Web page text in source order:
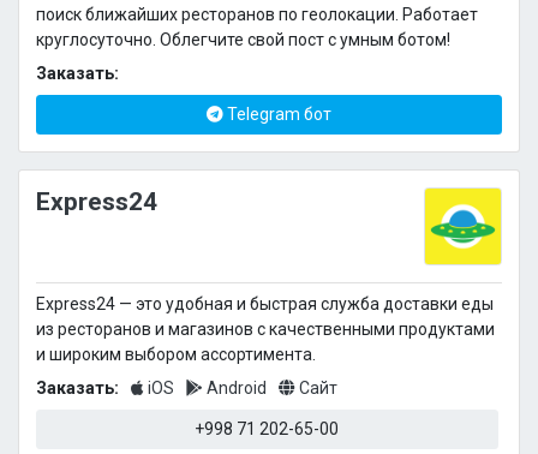
поиск ближайших ресторанов по геолокации. Работает
круглосуточно. Облегчите свой пост с умным ботом!
Заказать:
Telegram бот
Express24
Express24 — это удобная и быстрая служба доставки еды
из ресторанов и магазинов с качественными продуктами
и широким выбором ассортимента.
Заказать:
iOS Android Сайт
+998 71 202-65-00